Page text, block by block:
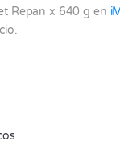
Repan x 640 g en